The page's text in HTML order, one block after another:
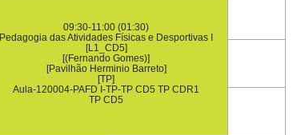
09:30-11:00 (01:30)
Pedagogia das Atividades Físicas e Desportivas I
[L1_CD5]
[(Fernando Gomes)]
[Pavilhão Herminio Barreto]
[TP]
Aula-120004-PAFD I-TP-TP CD5 TP CDR1
TP CD5